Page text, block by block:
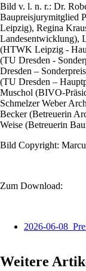
Bild v. l. n. r.: Dr.
Baupreisjurymitglied
Leipzig), Regina
Landesentwicklung),
(HTWK Leipzig -
(TU Dresden -
Dresden –
(TU Dresden –
Muschol (BIVO-
Schmelzer Weber
Becker (Betreuerin
Weise (Betreuerin
Bild Copyright:
Zum Download:
2026-06-
Weitere